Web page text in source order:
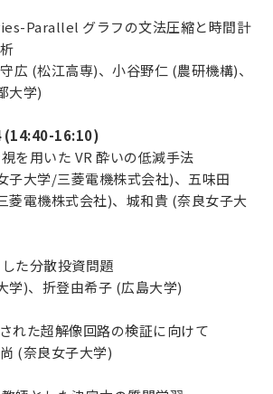
Parallel グラフの文法圧縮と時間計
広 (松江高専)、小谷野仁 (農研機構)、
大学)
(14:40-16:10)
を用いた VR 酔いの低減手法
子大学/三菱電機株式会社)、五味田
菱電機株式会社)、城和貴 (奈良女子大
た分散投資問題
学)、折登由希子 (広島大学)
れた超解像回路の検証に向けて
(奈良女子大学)